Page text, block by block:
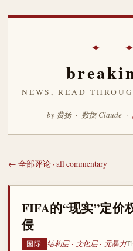
✦
NEWS, READ
by 费扬 · 数据 Claude ·
← 全部评论 · all commentary
FIFA的“现实”定价
侵
国际 结构层 · 文化层 · 元暴力